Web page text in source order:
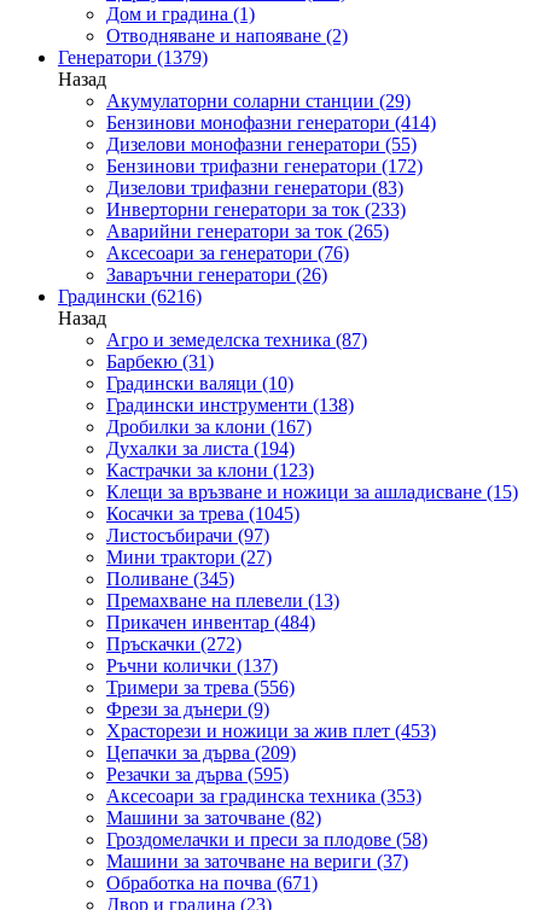
Дом и градина (1)
Отводняване и напояване (2)
Генератори (1379)
Назад
Акумулаторни соларни станции (29)
Бензинови монофазни генератори (414)
Дизелови монофазни генератори (55)
Бензинови трифазни генератори (172)
Дизелови трифазни генератори (83)
Инверторни генератори за ток (233)
Аварийни генератори за ток (265)
Аксесоари за генератори (76)
Заваръчни генератори (26)
Градински (6216)
Назад
Агро и земеделска техника (87)
Барбекю (31)
Градински валяци (10)
Градински инструменти (138)
Дробилки за клони (167)
Духалки за листа (194)
Кастрачки за клони (123)
Клещи за връзване и ножици за ашладисване (15)
Косачки за трева (1045)
Листосъбирачи (97)
Мини трактори (27)
Поливане (345)
Премахване на плевели (13)
Прикачен инвентар (484)
Пръскачки (272)
Ръчни колички (137)
Тримери за трева (556)
Фрези за дънери (9)
Храсторези и ножици за жив плет (453)
Цепачки за дърва (209)
Резачки за дърва (595)
Аксесоари за градинска техника (353)
Машини за заточване (82)
Гроздомелачки и преси за плодове (58)
Машини за заточване на вериги (37)
Обработка на почва (671)
Двор и градина (23)